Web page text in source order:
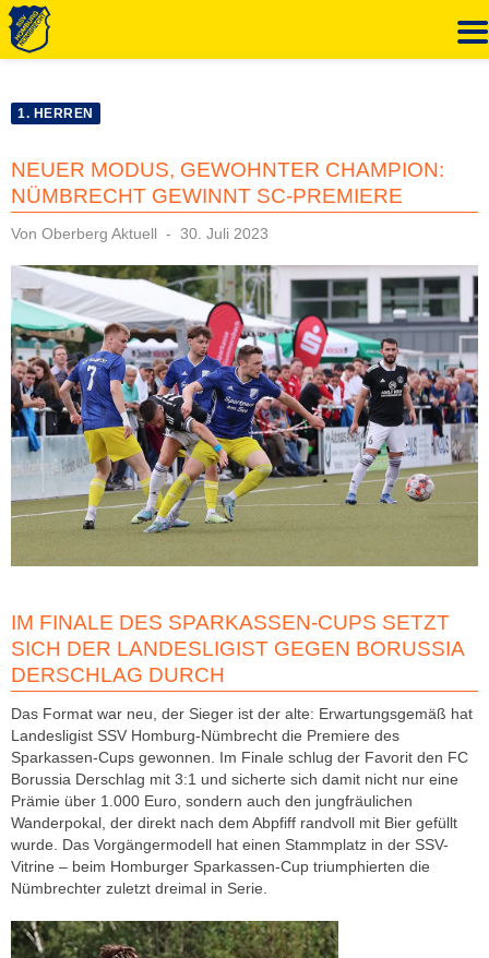
Inhalt
1. HERREN
NEUER MODUS, GEWOHNTER CHAMPION:
NÜMBRECHT GEWINNT SC-PREMIERE
Von Oberberg Aktuell
Veröffentlicht
30. Juli 2023
IM FINALE DES SPARKASSEN-CUPS SETZT
SICH DER LANDESLIGIST GEGEN BORUSSIA
DERSCHLAG DURCH
Das Format war neu, der Sieger ist der alte: Erwartungsgemäß hat
Landesligist SSV Homburg-Nümbrecht die Premiere des
Sparkassen-Cups gewonnen. Im Finale schlug der Favorit den FC
Borussia Derschlag mit 3:1 und sicherte sich damit nicht nur eine
Prämie über 1.000 Euro, sondern auch den jungfräulichen
Wanderpokal, der direkt nach dem Abpfiff randvoll mit Bier gefüllt
wurde. Das Vorgängermodell hat einen Stammplatz in der SSV-
Vitrine – beim Homburger Sparkassen-Cup triumphierten die
Nümbrechter zuletzt dreimal in Serie.